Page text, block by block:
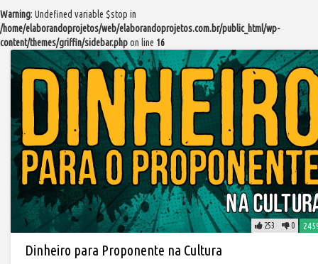
Warning: Undefined variable $stop in
/home/elaborandoprojetos/web/elaborandoprojetos.com.br/public_html/wp-
content/themes/griffin/sidebar.phpon line 16
0
253
Dinheiro para Proponente na Cultura